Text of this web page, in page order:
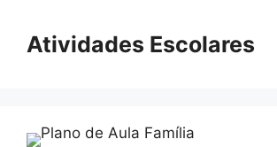
Atividades Escolares